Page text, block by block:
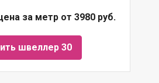
за метр от 3980 руб.
швеллер 30